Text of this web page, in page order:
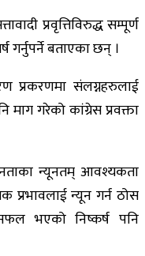
प्रवृत्तिविरुद्ध सम्पूर्ण
गर्नुपर्ने बताएका छन् ।
प्रकरणमा संलग्नहरुलाई
माग गरेको कांग्रेस प्रवक्ता
न्यूनतम् आवश्यकता
प्रभावलाई न्यून गर्न ठोस
भएको निष्कर्ष पनि